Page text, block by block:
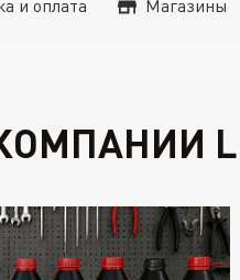
и оплата Магазины